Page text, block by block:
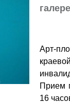
Арт-
Прием
16